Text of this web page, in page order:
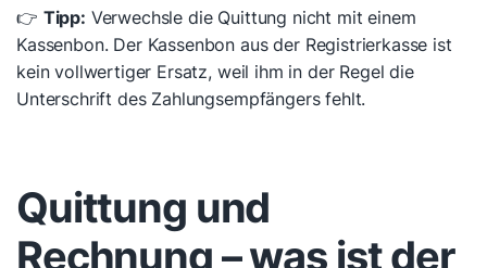
👉 Tipp: Verwechsle die Quittung nicht mit einem
Kassenbon. Der Kassenbon aus der Registrierkasse ist
kein vollwertiger Ersatz, weil ihm in der Regel die
Unterschrift des Zahlungsempfängers fehlt.
Quittung und
Rechnung – was ist der